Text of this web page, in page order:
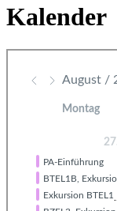
Kalender